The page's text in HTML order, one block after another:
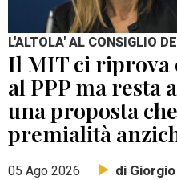
L'ALTOLA' AL CONSIGLIO
Il MIT ci riprova
al PPP ma resta
una proposta
premialità
05 Ago 2026 di